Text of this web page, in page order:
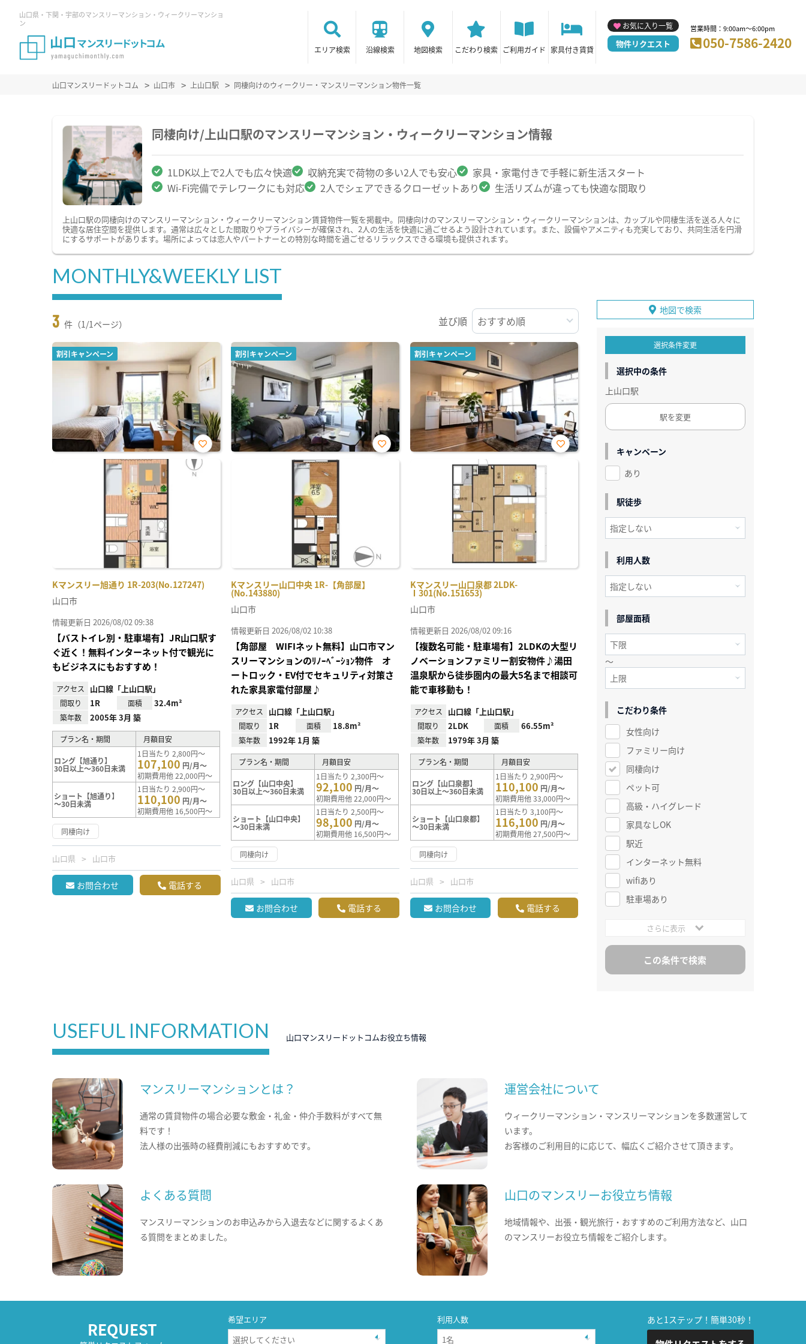
山口県・下関・宇部のマンスリーマンション・ウィークリーマンショ
ン
エリア検索 沿線検索 地図検索 こだわり検索 ご利用ガイド 家具付き賃貸
お気に入り一覧
物件リクエスト
営業時間：9:00am～6:00pm
050-7586-2420
山口マンスリードットコム 山口市 上山口駅 同棲向けのウィークリー・マンスリーマンション物件一覧
同棲向け/上山口駅のマンスリーマンション・ウィークリーマンション情報
1LDK以上で2人でも広々快適 収納充実で荷物の多い2人でも安心
家具・家電付きで手軽に新生活スタート
Wi-Fi完備でテレワークにも対応
2人でシェアできるクローゼットあり 生活リズムが違っても快適な間取り
上山口駅の同棲向けのマンスリーマンション・ウィークリーマンション賃貸物件一覧を掲載中。同棲向けのマンスリーマンション・ウィークリーマンションは、カップルや同棲生活を送る人々に
快適な居住空間を提供します。通常は広々とした間取りやプライバシーが確保され、2人の生活を快適に過ごせるよう設計されています。また、設備やアメニティも充実しており、共同生活を円滑
にするサポートがあります。場所によっては恋人やパートナーとの特別な時間を過ごせるリラックスできる環境も提供されます。
MONTHLY&WEEKLY LIST
3 件（1/1ページ） 並び順
割引キャンペーン
Kマンスリー旭通り 1R-203(No.127247)
お気
に入
り登
山口市
情報更新日 2026/08/02 09:38
【バストイレ別・駐車場有】JR山口駅す
ぐ近く！無料インターネット付で観光に
もビジネスにもおすすめ！
アクセス 山口線「上山口駅」
間取り 1R 面積 32.4m²
築年数 2005年 3月 築
プラン名・期間 月額目安
ロング【旭通り】
30日以上～360日未満
1日当たり 2,800円～
107,100 円/月～
初期費用他 22,000円～
ショート【旭通り】
～30日未満
1日当たり 2,900円～
110,100 円/月～
初期費用他 16,500円～
同棲向け
山口県 山口市
お問合わせ 電話する
割引キャンペーン
Kマンスリー山口中央 1R-【角部屋】
(No.143880)
お気
山口市
情報更新日 2026/08/02 10:38
【角部屋 WIFIネット無料】山口市マン
スリーマンションのﾘﾉｰﾍﾞｰｼｮﾝ物件 オ
ートロック・EV付でセキュリティ対策さ
れた家具家電付部屋♪
アクセス 山口線「上山口駅」
間取り 1R 面積 18.8m²
築年数 1992年 1月 築
プラン名・期間 月額目安
ロング【山口中央】
30日以上～360日未満
1日当たり 2,300円～
92,100 円/月～
初期費用他 22,000円～
ショート【山口中央】
～30日未満
1日当たり 2,500円～
98,100 円/月～
初期費用他 16,500円～
同棲向け
山口県 山口市
お問合わせ 電話する
割引キャンペーン
Kマンスリー山口泉都 2LDK-
Ⅰ301(No.151653)
お気
山口市
情報更新日 2026/08/02 09:16
【複数名可能・駐車場有】2LDKの大型リ
ノベーションファミリー割安物件♪湯田
温泉駅から徒歩圏内の最大5名まで相談可
能で車移動も！
アクセス 山口線「上山口駅」
間取り 2LDK 面積 66.55m²
築年数 1979年 3月 築
プラン名・期間 月額目安
ロング【山口泉都】
30日以上～360日未満
1日当たり 2,900円～
110,100 円/月～
初期費用他 33,000円～
ショート【山口泉都】
～30日未満
1日当たり 3,100円～
116,100 円/月～
初期費用他 27,500円～
同棲向け
山口県 山口市
お問合わせ 電話する
地図で検索
選択条件変更
選択中の条件
上山口駅
駅を変更
キャンペーン
あり
駅徒歩
利用人数
部屋面積
～
こだわり条件
女性向け
ファミリー向け
同棲向け
ペット可
高級・ハイグレード
家具なしOK
駅近
インターネット無料
wifiあり
駐車場あり
さらに表示
USEFUL INFORMATION 山口マンスリードットコムお役立ち情報
マンスリーマンションとは？
通常の賃貸物件の場合必要な敷金・礼金・仲介手数料がすべて無
料です！
法人様の出張時の経費削減にもおすすめです。
運営会社について
ウィークリーマンション・マンスリーマンションを多数運営して
います。
お客様のご利用目的に応じて、幅広くご紹介させて頂きます。
よくある質問
マンスリーマンションのお申込みから入退去などに関するよくあ
る質問をまとめました。
山口のマンスリーお役立ち情報
地域情報や、出張・観光旅行・おすすめのご利用方法など、山口
のマンスリーお役立ち情報をご紹介します。
REQUEST 希望エリア 利用人数 あと1ステップ！簡単30秒！